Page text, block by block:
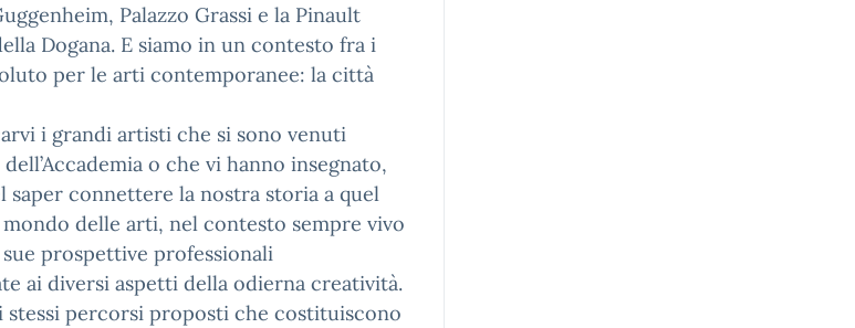
Palazzo Grassi e la Pinault
Dogana. E siamo in un contesto fra i
per le arti contemporanee: la città
i grandi artisti che si sono venuti
o che vi hanno insegnato,
saper connettere la nostra storia a quel
delle arti, nel contesto sempre vivo
prospettive professionali
ai diversi aspetti della odierna creatività.
stessi percorsi proposti che costituiscono